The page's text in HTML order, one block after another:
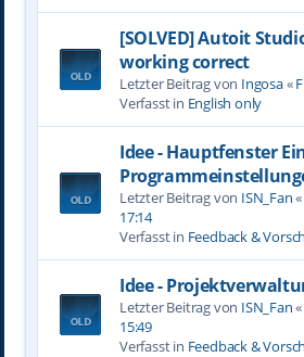
[SOLVED] Autoit
working correct
Letzter Beitrag von Ingosa«
Verfasst in English only
Idee - Hauptfenster
Letzter Beitrag von ISN_Fan«
17:14
Verfasst in Feedback &
Idee -
Letzter Beitrag von ISN_Fan«
15:49
Verfasst in Feedback &